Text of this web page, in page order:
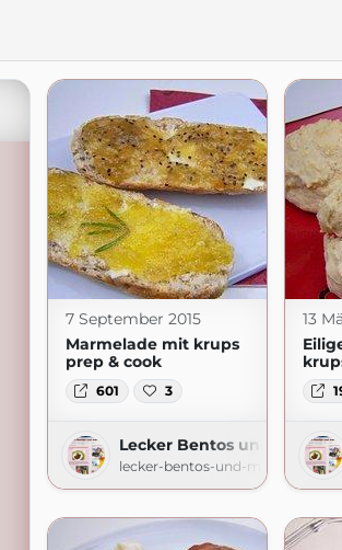
7 September 2015
Marmelade mit krups
prep & cook
601 3
Lecker Bentos und mehr
lecker-bentos-und-
13